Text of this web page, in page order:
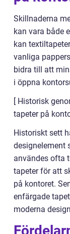
Skillnaderna
kan vara både
kan
vanliga
bidra till att
i öppna
[ Historisk
tapeter på
Historiskt sett
designelement
användes ofta
tapeter för att
på kontoret.
enfärgade
moderna